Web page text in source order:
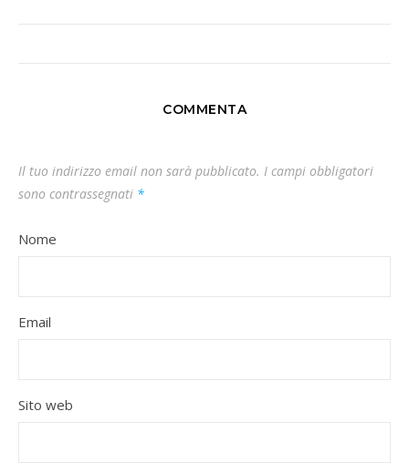
COMMENTA
Il tuo indirizzo email non sarà pubblicato. I campi obbligatori
sono contrassegnati *
Nome
Email
Sito web